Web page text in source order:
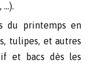
…).
du printemps en
tulipes, et autres
et bacs dès les